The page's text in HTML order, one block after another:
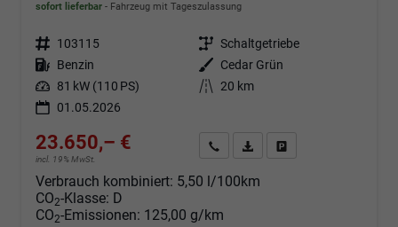
sofort lieferbar Fahrzeug mit Tageszulassung
Fahrzeugnr. 103115 Getriebe Schaltgetriebe
Kraftstoff Benzin Außenfarbe
Cedar Grün
Leistung 81 kW (110 PS) Kilometerstand 20 km
01.05.2026
23.650,– €
incl. 19% MwSt.
Angebot anfordern
Fahrzeugexpose (PDF)
Verbrauch kombiniert: 5,50 l/100km
CO2-Klasse: D
CO2-Emissionen: 125,00 g/km